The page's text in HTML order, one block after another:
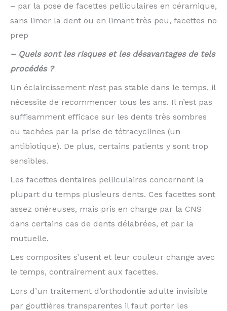
– par la pose de facettes pelliculaires en céramique,
sans limer la dent ou en limant très peu, facettes no
prep
– Quels sont les risques et les désavantages de tels
procédés ?
Un éclaircissement n’est pas stable dans le temps, il
nécessite de recommencer tous les ans. Il n’est pas
suffisamment efficace sur les dents très sombres
ou tachées par la prise de tétracyclines (un
antibiotique). De plus, certains patients y sont trop
sensibles.
Les facettes dentaires pelliculaires concernent la
plupart du temps plusieurs dents. Ces facettes sont
assez onéreuses, mais pris en charge par la CNS
dans certains cas de dents délabrées, et par la
mutuelle.
Les composites s’usent et leur couleur change avec
le temps, contrairement aux facettes.
Lors d’un traitement d’orthodontie adulte invisible
par gouttières transparentes il faut porter les